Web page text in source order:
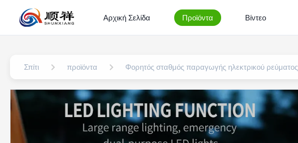
Αρχική Σελίδα Προϊόντα Βίντεο
Σπίτι προϊόντα Φορητός σταθμός παραγωγής ηλεκτρικού ρεύματος